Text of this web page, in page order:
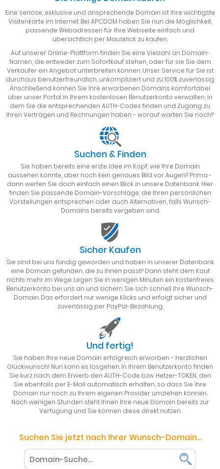
Eine seriöse, exklusive und ansprechende Domain ist Ihre wichtigste
Visitenkarte im Internet. Bei APCDOM haben Sie nun die Möglichkeit,
passende Webadressen für Ihre Webseite einfach und
übersichtlich per Mausklick zu kaufen.
Auf unserer Online-Plattform finden Sie eine Vielzahl an Domain-
Namen, die entweder zum Sofortkauf stehen, oder für sie Sie dem
Verkäufer ein Angebot unterbreiten können. Unser Service für Sie ist
durchaus benutzerfreundlich, unkompliziert und zu 100% zuverlässig.
Anschließend können Sie Ihre erworbenen Domains komfortabel
über unser Portal in Ihrem kostenlosen Benutzerkonto verwalten, in
dem Sie die entsprechenden AUTH-Codes finden und Zugang zu
Ihren Verträgen und Rechnungen haben - worauf warten Sie noch?
Suchen & Finden
Sie haben bereits eine erste Idee im Kopf, wie Ihre Domain
aussehen könnte, aber noch kein genaues Bild vor Augen? Prima -
dann werfen Sie doch einfach einen Blick in unsere Datenbank. Hier
finden Sie passende Domain-Vorschläge, die Ihren persönlichen
Vorstellungen entsprechen oder auch Alternativen, falls Wunsch-
Domains bereits vergeben sind.
Sicher Kaufen
Sie sind bei uns fündig geworden und haben in unserer Datenbank
eine Domain gefunden, die zu Ihnen passt? Dann steht dem Kauf
nichts mehr im Wege: Legen Sie in wenigen Minuten ein kostenfreies
Benutzerkonto bei uns an und sichern Sie sich schnell Ihre Wunsch-
Domain. Das erfordert nur wenige Klicks und erfolgt sicher und
zuverlässig per PayPal-Bezahlung.
Und fertig!
Sie haben Ihre neue Domain erfolgreich erworben - herzlichen
Glückwunsch! Nun kann es losgehen. In Ihrem Benutzerkonto finden
Sie kurz nach dem Erwerb den AUTH-Code bzw. Hetzer-TOKEN, den
Sie ebenfalls per E-Mail automatisch erhalten, so dass Sie Ihre
Domain nur noch zu Ihrem eigenen Provider umziehen können.
Nach wenigen Stunden steht Ihnen Ihre neue Domain bereits zur
Verfügung und Sie können diese direkt nutzen.
Suchen Sie jetzt nach Ihrer Wunsch-Domain...